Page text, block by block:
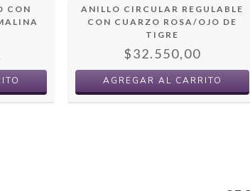
CON
ANILLO CIRCULAR REGULABLE
CON CUARZO ROSA/OJO DE
TIGRE
$32.550,00
AGREGAR AL CARRITO